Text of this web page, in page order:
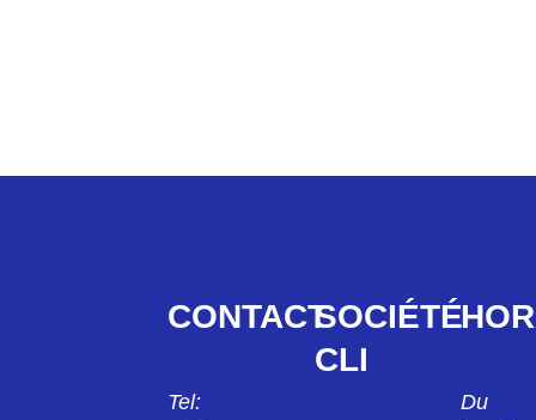
CONTACT
Tel:
SOCIÉTÉ
CLI
Du